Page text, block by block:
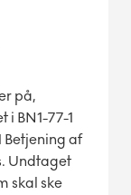
på,
i BN1-77-1
Betjening af
Undtaget
skal ske